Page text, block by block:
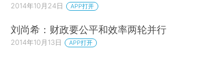
2014年10月24日 APP打开
刘尚希：财政要公平和效率两轮并行
2014年10月13日 APP打开